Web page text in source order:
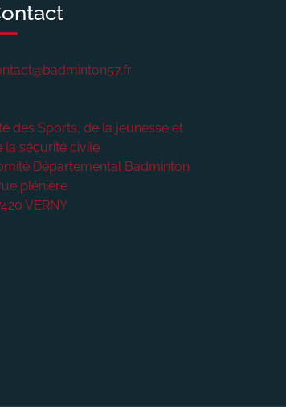
des Sports, de la jeunesse et
la sécurité civile
Départemental Badminton
plénière
VERNY